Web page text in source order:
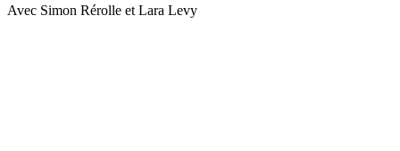
Avec Simon Rérolle et Lara Levy